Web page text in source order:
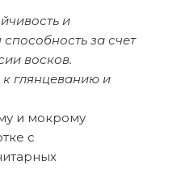
и
за счет
восков.
глянцеванию и
и мокрому
с